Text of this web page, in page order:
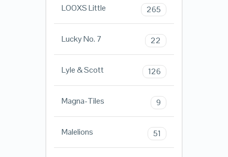
LOOXS Little 265
Lucky No. 7 22
Lyle & Scott 126
Magna-Tiles 9
Malelions 51